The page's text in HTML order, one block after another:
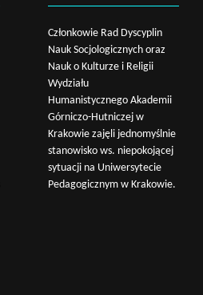
Członkowie Rad Dyscyplin
Nauk Socjologicznych oraz
Nauk o Kulturze i Religii
Wydziału
Humanistycznego Akademii
Górniczo-Hutniczej w
Krakowie zajęli jednomyślnie
stanowisko ws. niepokojącej
sytuacji na Uniwersytecie
Pedagogicznym w Krakowie.